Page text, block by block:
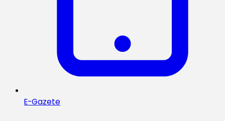
E-Gazete